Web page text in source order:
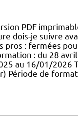
PDF
dois-je suivre
pros : fermées
: du 28
au 16/01/2026
Période de